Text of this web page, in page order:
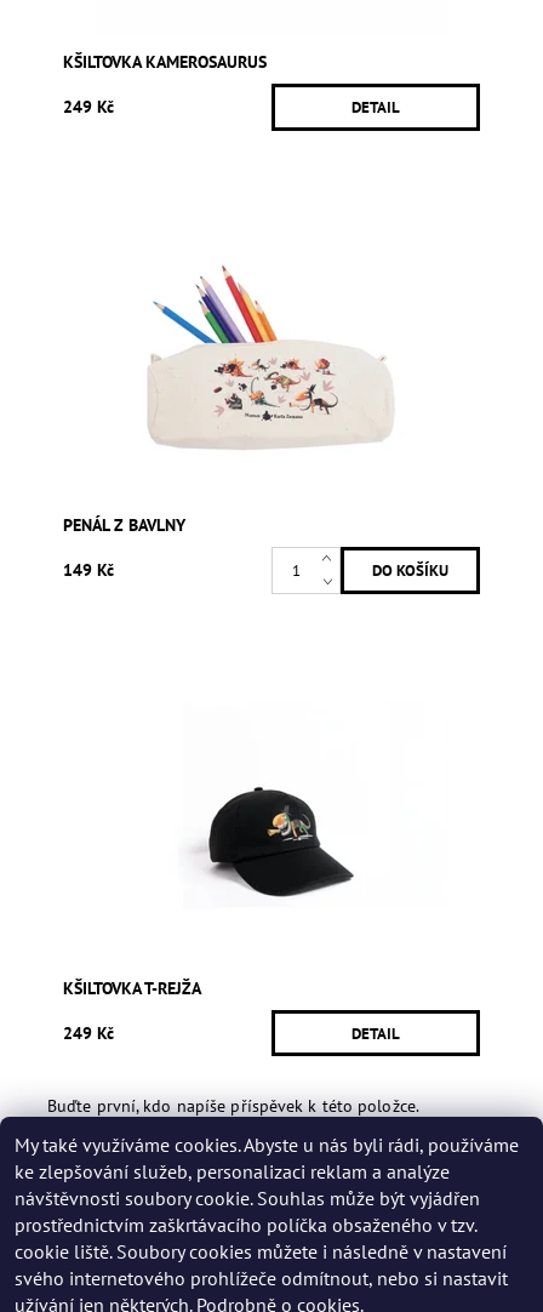
KŠILTOVKA KAMEROSAURUS
249 Kč DETAIL
PENÁL Z BAVLNY
149 Kč
KŠILTOVKA T-REJŽA
249 Kč DETAIL
Buďte první, kdo napíše příspěvek k této položce.
Přidat hodnocení
My také využíváme cookies. Abyste u nás byli rádi, používáme
ke zlepšování služeb, personalizaci reklam a analýze
návštěvnosti soubory cookie. Souhlas může být vyjádřen
prostřednictvím zaškrtávacího políčka obsaženého v tzv.
cookie liště. Soubory cookies můžete i následně v nastavení
svého internetového prohlížeče odmítnout, nebo si nastavit
užívání jen některých. Podrobně o cookies.